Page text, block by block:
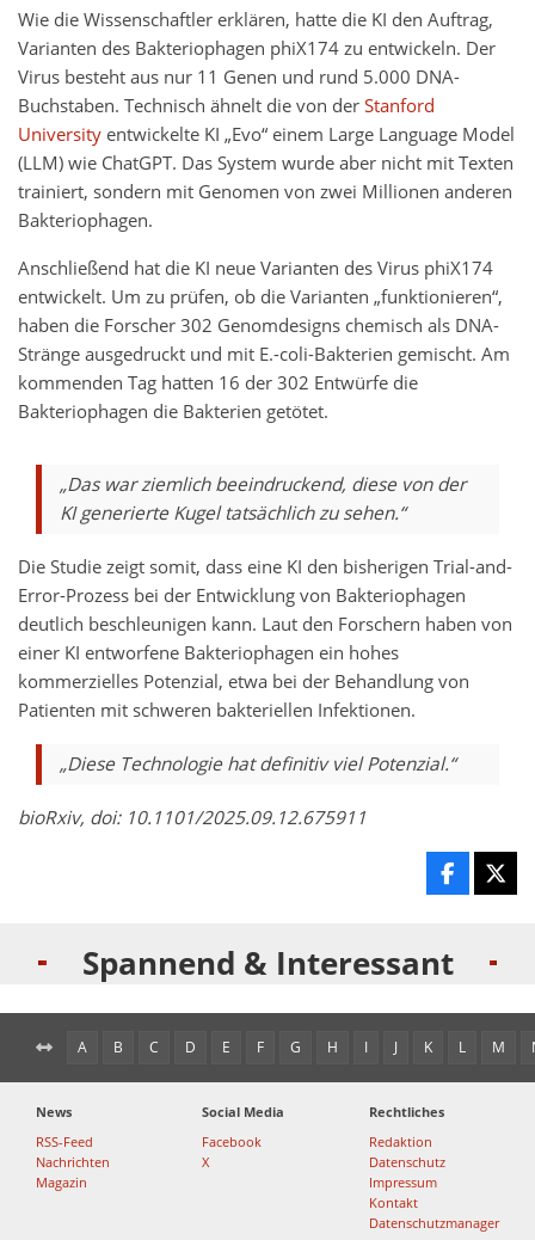
Wie die Wissenschaftler erklären, hatte die KI den Auftrag,
Varianten des Bakteriophagen phiX174 zu entwickeln. Der
Virus besteht aus nur 11 Genen und rund 5.000 DNA-
Buchstaben. Technisch ähnelt die von derStanford
University entwickelte KI „Evo“ einem Large Language Model
(LLM) wie ChatGPT. Das System wurde aber nicht mit Texten
trainiert, sondern mit Genomen von zwei Millionen anderen
Bakteriophagen.
Anschließend hat die KI neue Varianten des Virus phiX174
entwickelt. Um zu prüfen, ob die Varianten „funktionieren“,
haben die Forscher 302 Genomdesigns chemisch als DNA-
Stränge ausgedruckt und mit E.-coli-Bakterien gemischt. Am
kommenden Tag hatten 16 der 302 Entwürfe die
Bakteriophagen die Bakterien getötet.
„Das war ziemlich beeindruckend, diese von der
KI generierte Kugel tatsächlich zu sehen.“
Die Studie zeigt somit, dass eine KI den bisherigen Trial-and-
Error-Prozess bei der Entwicklung von Bakteriophagen
deutlich beschleunigen kann. Laut den Forschern haben von
einer KI entworfene Bakteriophagen ein hohes
kommerzielles Potenzial, etwa bei der Behandlung von
Patienten mit schweren bakteriellen Infektionen.
„Diese Technologie hat definitiv viel Potenzial.“
bioRxiv, doi: 10.1101/2025.09.12.675911
Spannend & Interessant
A B C D E F G H I J K L M
News
RSS-Feed
Nachrichten
Magazin
Social Media
Facebook
X
Rechtliches
Redaktion
Datenschutz
Impressum
Kontakt
Datenschutzmanager